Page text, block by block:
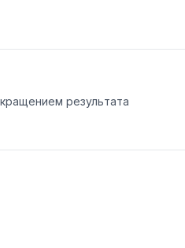
результата